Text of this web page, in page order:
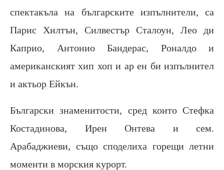
спектакъла на българските изпълнители, са
Парис Хилтън, Силвестър Сталоун, Лео ди
Каприо, Антонио Бандерас, Роналдо и
американският хип хоп и ар ен би изпълнител
и актьор Ейкън.
Български знаменитости, сред които Стефка
Костадинова, Ирен Онтева и сем.
Арабаджиеви, също споделиха горещи летни
моменти в морския курорт.